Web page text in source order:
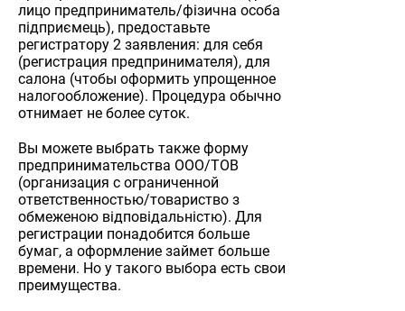
лицо предприниматель/фізична особа
підприємець), предоставьте
регистратору 2 заявления: для себя
(регистрация предпринимателя), для
салона (чтобы оформить упрощенное
налогообложение). Процедура обычно
отнимает не более суток.
Вы можете выбрать также форму
предпринимательства ООО/ТОВ
(организация с ограниченной
ответственностью/товариство з
обмеженою відповідальністю). Для
регистрации понадобится больше
бумаг, а оформление займет больше
времени. Но у такого выбора есть свои
преимущества.